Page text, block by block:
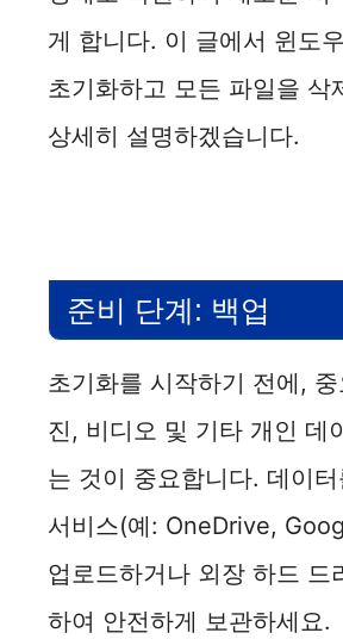
게 합니다. 이 글에서 윈도
초기화하고 모든 파일을 삭
상세히 설명하겠습니다.
준비 단계: 백업
초기화를 시작하기 전에,
진, 비디오 및 기타 개인 데
는 것이 중요합니다. 데이
서비스(예: OneDrive,
업로드하거나 외장 하드 드
하여 안전하게 보관하세요.